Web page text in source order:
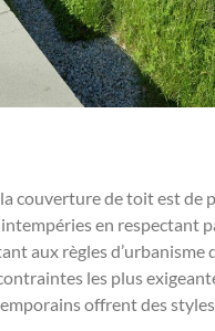
la couverture de toit est de
en respectant
aux règles d’urbanisme
les plus
offrent des